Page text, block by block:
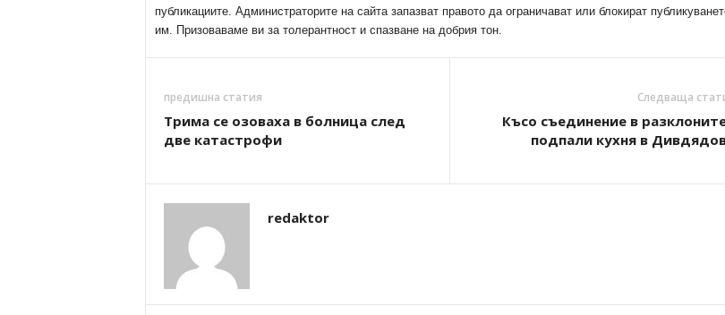
публикациите. Администраторите на сайта запазват правото да ограничават или блокират
им. Призоваваме ви за толерантност и спазване на добрия тон.
предишна статия
Трима се озоваха в болница след
две катастрофи
Следваща
Късо съединение в
подпали кухня в
redaktor